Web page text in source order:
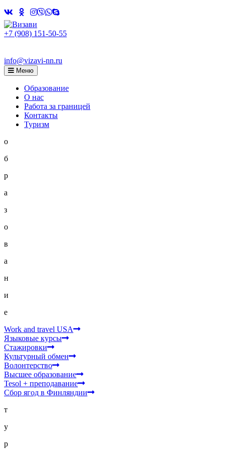
Skip
to
content
+7 (908) 151-50-55
info@vizavi-nn.ru
Меню
Образование
О нас
Работа за границей
Контакты
Туризм
о
б
р
а
з
о
в
а
н
и
е
Work and travel USA
Языковые курсы
Стажировки
Культурный обмен
Волонтерство
Высшее образование
Tesol + преподавание
Сбор ягод в Финляндии
т
у
р